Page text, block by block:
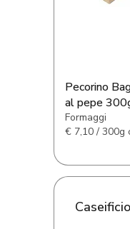
Pecorino
al pepe
Formaggi
€ 7,10 / 300g